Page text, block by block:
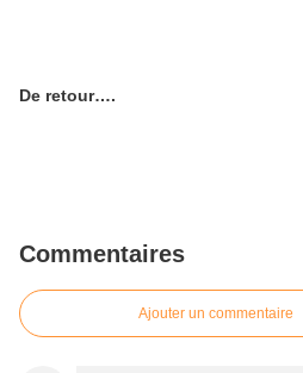
De retour….
Commentaires
Ajouter un commentaire